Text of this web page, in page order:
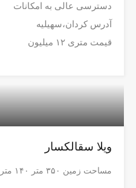
دسترسی عالی به امکانات
آدرس کردان،سهیلیه
قیمت متری ۱۲ میلیون
ویلا سقالکسار
مساحت زمین ۳۵۰ متر ۱۴۰ متر بنای نیمه کاره دوبلکس…